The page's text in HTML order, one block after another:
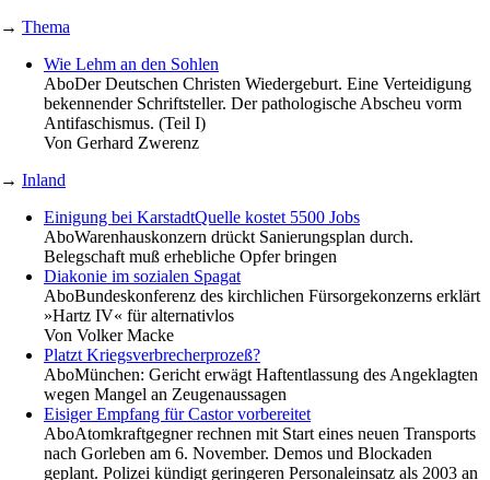
→ Thema
Wie Lehm an den Sohlen
AboDer Deutschen Christen Wiedergeburt. Eine Verteidigung
bekennender Schriftsteller. Der pathologische Abscheu vorm
Antifaschismus. (Teil I)
Von Gerhard Zwerenz
→ Inland
Einigung bei KarstadtQuelle kostet 5500 Jobs
AboWarenhauskonzern drückt Sanierungsplan durch.
Belegschaft muß erhebliche Opfer bringen
Diakonie im sozialen Spagat
AboBundeskonferenz des kirchlichen Fürsorgekonzerns erklärt
»Hartz IV« für alternativlos
Von Volker Macke
Platzt Kriegsverbrecherprozeß?
AboMünchen: Gericht erwägt Haftentlassung des Angeklagten
wegen Mangel an Zeugenaussagen
Eisiger Empfang für Castor vorbereitet
AboAtomkraftgegner rechnen mit Start eines neuen Transports
nach Gorleben am 6. November. Demos und Blockaden
geplant. Polizei kündigt geringeren Personaleinsatz als 2003 an